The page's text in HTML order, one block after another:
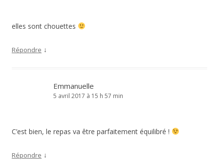
elles sont chouettes
Répondre ↓
Emmanuelle
5 avril 2017 à 15 h 57 min
C’est bien, le repas va être parfaitement équilibré !
Répondre ↓